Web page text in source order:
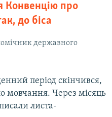
Конвенцію про
до біса
державного
період скінчився,
мовчання. Через місяць
листа-